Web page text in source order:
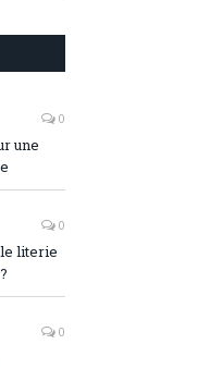
0
une
0
literie
0